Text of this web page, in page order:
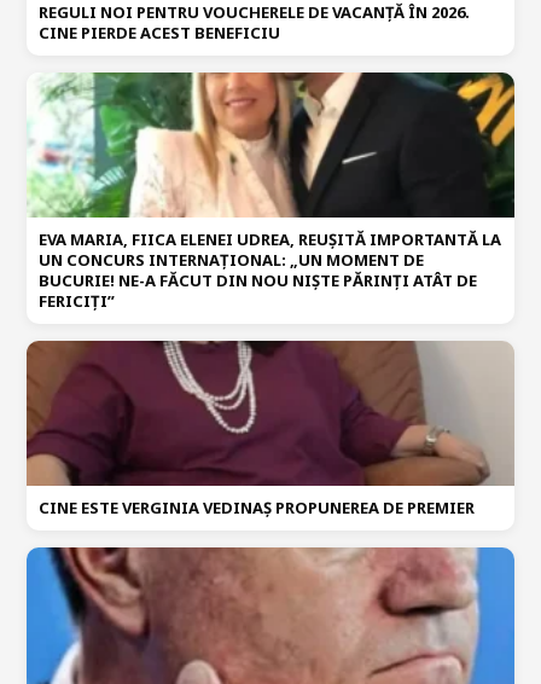
REGULI NOI PENTRU VOUCHERELE DE VACANȚĂ ÎN 2026.
CINE PIERDE ACEST BENEFICIU
EVA MARIA, FIICA ELENEI UDREA, REUȘITĂ IMPORTANTĂ LA
UN CONCURS INTERNAȚIONAL: „UN MOMENT DE
BUCURIE! NE-A FĂCUT DIN NOU NIȘTE PĂRINȚI ATÂT DE
FERICIȚI”
CINE ESTE VERGINIA VEDINAȘ PROPUNEREA DE PREMIER